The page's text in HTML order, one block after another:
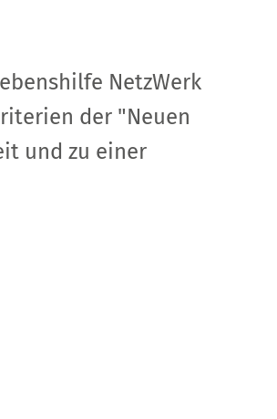
NetzWerk
der "Neuen
und zu einer